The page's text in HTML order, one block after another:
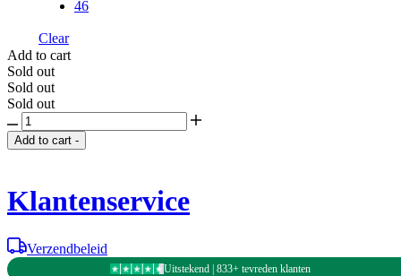
46
Clear
Add to cart
Sold out
Sold out
Sold out
Prada
America's
Cup
quantity
Add to cart -
Klantenservice
Verzendbeleid
Uitstekend | 833+ tevreden klanten